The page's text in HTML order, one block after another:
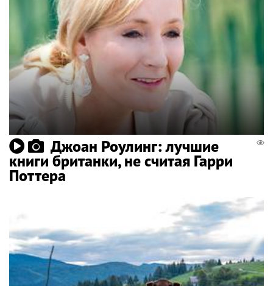
Джоан Роулинг: лучшие
книги британки, не считая Гарри
Поттера